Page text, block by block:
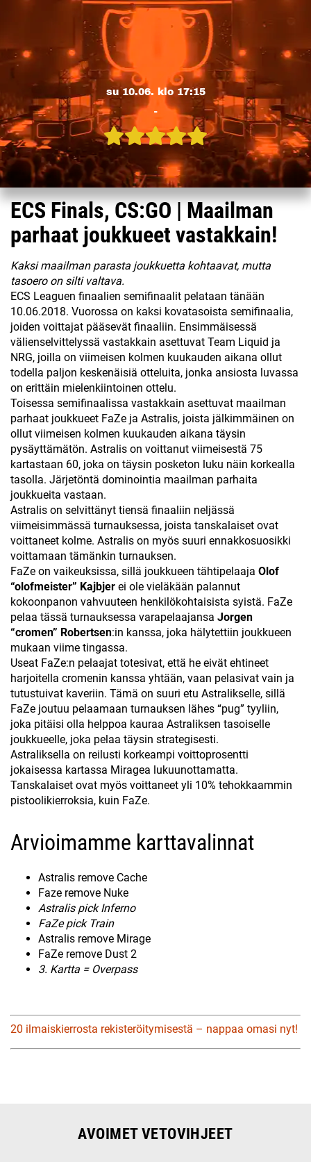
su 10.06. klo 17:15
-
ECS Finals, CS:GO | Maailman
parhaat joukkueet vastakkain!
Kaksi maailman parasta joukkuetta kohtaavat, mutta
tasoero on silti valtava.
ECS Leaguen finaalien semifinaalit pelataan tänään
10.06.2018. Vuorossa on kaksi kovatasoista semifinaalia,
joiden voittajat pääsevät finaaliin. Ensimmäisessä
välienselvittelyssä vastakkain asettuvat Team Liquid ja
NRG, joilla on viimeisen kolmen kuukauden aikana ollut
todella paljon keskenäisiä otteluita, jonka ansiosta luvassa
on erittäin mielenkiintoinen ottelu.
Toisessa semifinaalissa vastakkain asettuvat maailman
parhaat joukkueet FaZe ja Astralis, joista jälkimmäinen on
ollut viimeisen kolmen kuukauden aikana täysin
pysäyttämätön. Astralis on voittanut viimeisestä 75
kartastaan 60, joka on täysin posketon luku näin korkealla
tasolla. Järjetöntä dominointia maailman parhaita
joukkueita vastaan.
Astralis on selvittänyt tiensä finaaliin neljässä
viimeisimmässä turnauksessa, joista tanskalaiset ovat
voittaneet kolme. Astralis on myös suuri ennakkosuosikki
voittamaan tämänkin turnauksen.
FaZe on vaikeuksissa, sillä joukkueen tähtipelaaja Olof
“olofmeister” Kajbjer ei ole vieläkään palannut
kokoonpanon vahvuuteen henkilökohtaisista syistä. FaZe
pelaa tässä turnauksessa varapelaajansa Jorgen
“cromen” Robertsen:in kanssa, joka hälytettiin joukkueen
mukaan viime tingassa.
Useat FaZe:n pelaajat totesivat, että he eivät ehtineet
harjoitella cromenin kanssa yhtään, vaan pelasivat vain ja
tutustuivat kaveriin. Tämä on suuri etu Astralikselle, sillä
FaZe joutuu pelaamaan turnauksen lähes “pug” tyyliin,
joka pitäisi olla helppoa kauraa Astraliksen tasoiselle
joukkueelle, joka pelaa täysin strategisesti.
Astraliksella on reilusti korkeampi voittoprosentti
jokaisessa kartassa Miragea lukuunottamatta.
Tanskalaiset ovat myös voittaneet yli 10% tehokkaammin
pistoolikierroksia, kuin FaZe.
Arvioimamme karttavalinnat
Astralis remove Cache
Faze remove Nuke
Astralis pick Inferno
FaZe pick Train
Astralis remove Mirage
FaZe remove Dust 2
3. Kartta = Overpass
20 ilmaiskierrosta rekisteröitymisestä – nappaa omasi nyt!
AVOIMET VETOVIHJEET